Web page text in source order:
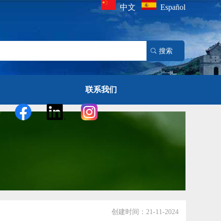
中文 Español
联系我们
创建时间：21-11-2024